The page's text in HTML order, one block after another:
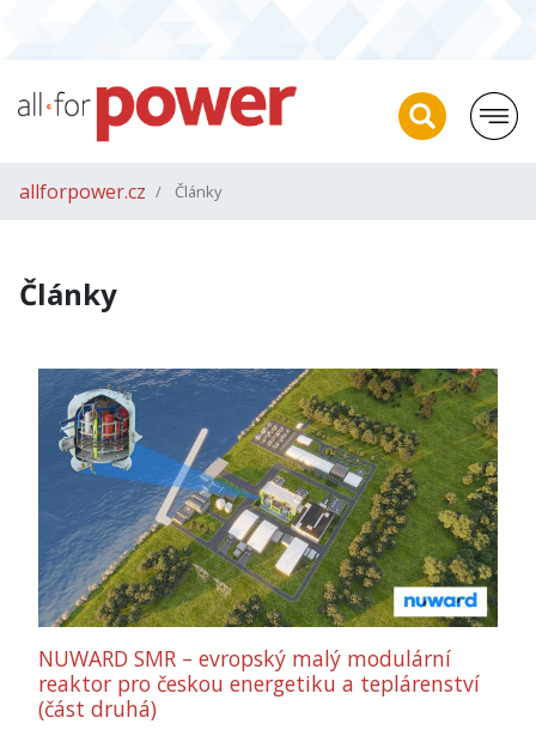
allforpower.cz Články
Články
NUWARD SMR – evropský malý modulární
reaktor pro českou energetiku a teplárenství
(část druhá)